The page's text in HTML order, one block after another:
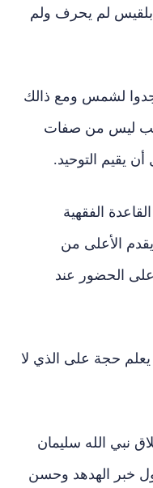
لم يحرف ولم
لشمس ومع ذالك
ليس من صفات
أن يقيم التوحيد.
الفقهية
الأعلى من
على الحضور عند
حجة على الذي لا
نبي الله سليمان
خبر الهدهد وحسن